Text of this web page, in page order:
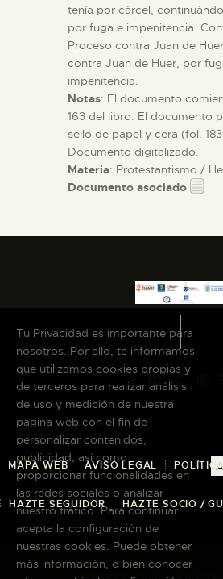
tenía por cárcel,
por fuga e impenitencia.
Proceso contra Juan de
contra Juan de Huer, por
impenitencia.
Notas: El documento
163 del libro. El documento
sello de papel y cera (fol.
Documento digitalizado.
Materia: Protestantismo /
Documento asociado
MAPA WEB AVISO LEGAL
HAZTE SEGUIDOR HAZTE SOCIO /
Copyright © 2026 El Museo
Tu Privacidad es importante para
nosotros. Por ello, te informamos
que utilizamos cookies propias y
de terceros para realizar análisis
de uso y medición de nuestra
página web con el fin de
personalizar contenidos,
publicidad, así como
proporcionar funcionalidades en
las redes sociales o analizar
nuestro tráfico. Para continuar
acepta la configuración de
nuestras cookies. Puede obtener
más información, o bien conocer